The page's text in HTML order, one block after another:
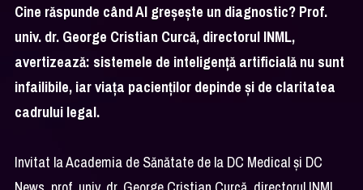
Cine răspunde când AI greșește un diagnostic? Prof.
univ. dr. George Cristian Curcă, directorul INML,
avertizează: sistemele de inteligență artificială nu sunt
infailibile, iar viața pacienților depinde și de claritatea
cadrului legal.
Invitat la Academia de Sănătate de la DC Medical și DC